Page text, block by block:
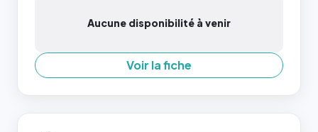
Aucune disponibilité à venir
Voir la fiche